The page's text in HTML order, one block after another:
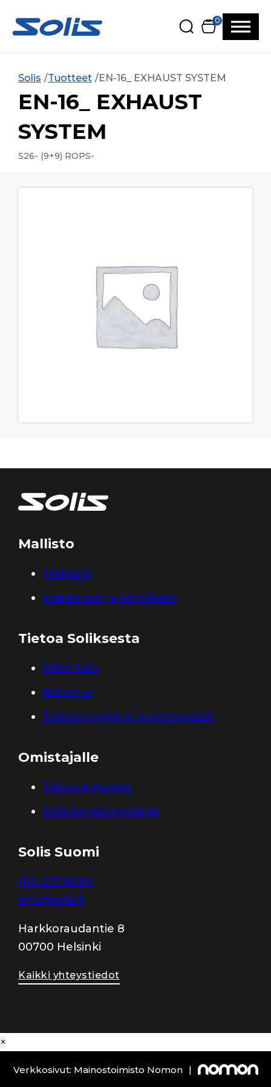
0
Solis Tuotteet EN-16_ EXHAUST SYSTEM
EN-16_ EXHAUST
SYSTEM
S26- (9+9) ROPS-
Mallisto
Traktorit
Lisälaitteet ja tarvikkeet
Tietoa Soliksesta
Miksi Solis
Rahoitus
Jälleenmyyjät ja huoltopisteet
Omistajalle
Takuu ja huolto
Solis käyttöohjekirjat
Solis Suomi
010 337 8380
info@solis.fi
Harkkoraudantie 8
00700 Helsinki
Kaikki yhteystiedot
×
Verkkosivut: Mainostoimisto Nomon |